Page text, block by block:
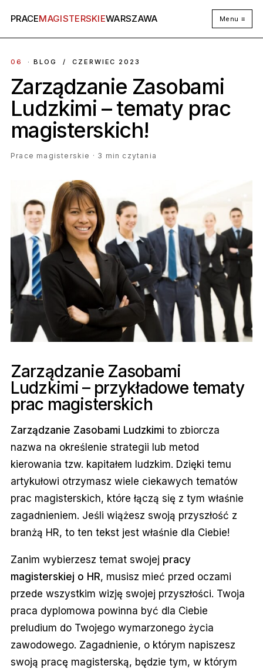
PRACEMAGISTERSKIEWARSZAWA Menu ≡
06 · BLOG / CZERWIEC 2023
Zarządzanie Zasobami
Ludzkimi – tematy prac
magisterskich!
Prace magisterskie · 3 min czytania
Zarządzanie Zasobami
Ludzkimi – przykładowe tematy
prac magisterskich
Zarządzanie Zasobami Ludzkimi to zbiorcza
nazwa na określenie strategii lub metod
kierowania tzw. kapitałem ludzkim. Dzięki temu
artykułowi otrzymasz wiele ciekawych tematów
prac magisterskich, które łączą się z tym właśnie
zagadnieniem. Jeśli wiążesz swoją przyszłość z
branżą HR, to ten tekst jest właśnie dla Ciebie!
Zanim wybierzesz temat swojej pracy
magisterskiej o HR, musisz mieć przed oczami
przede wszystkim wizję swojej przyszłości. Twoja
praca dyplomowa powinna być dla Ciebie
preludium do Twojego wymarzonego życia
zawodowego. Zagadnienie, o którym napiszesz
swoją pracę magisterską, będzie tym, w którym